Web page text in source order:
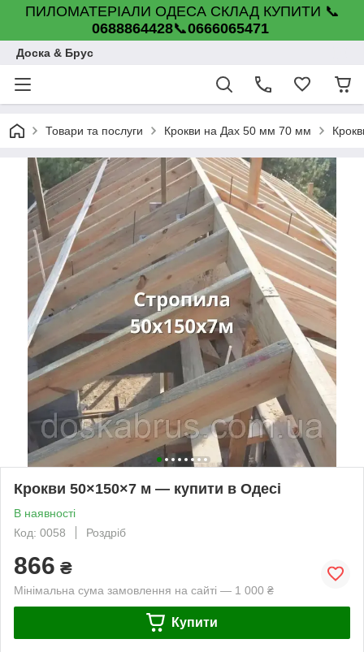
ПИЛОМАТЕРІАЛИ ОДЕСА СКЛАД КУПИТИ 📞
0688864428📞0666065471
Доска & Брус
Товари та послуги Крокви на Дах 50 мм 70 мм
Крокви 50×150×7 м — купити в Одесі
В наявності
Код: 0058
Роздріб
866 ₴
Мінімальна сума замовлення на сайті — 1 000 ₴
Купити